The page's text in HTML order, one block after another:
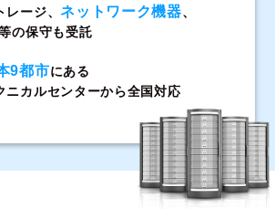
レージ、ネットワーク機器、
の保守も受託
9都市にある
ニカルセンターから全国対応